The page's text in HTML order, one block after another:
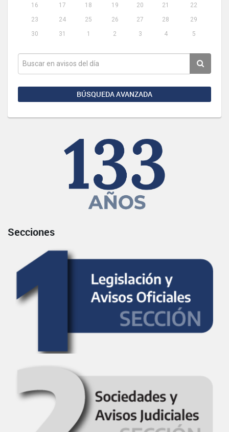
16
17 18 19 20 21
22
23
24 25 26 27 28
29
30
31 1 2 3 4 5
BÚSQUEDA AVANZADA
Secciones